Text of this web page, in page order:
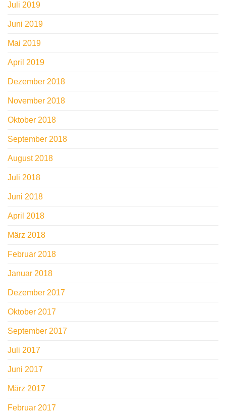
Juli 2019
Juni 2019
Mai 2019
April 2019
Dezember 2018
November 2018
Oktober 2018
September 2018
August 2018
Juli 2018
Juni 2018
April 2018
März 2018
Februar 2018
Januar 2018
Dezember 2017
Oktober 2017
September 2017
Juli 2017
Juni 2017
März 2017
Februar 2017